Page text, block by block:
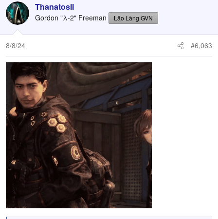
c
t
i
o
n
:
ThanatosII
Gordon "λ-2" Freeman Lão Làng GVN
8/8/24 #6,063